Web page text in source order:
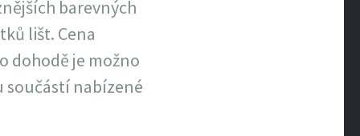
barevných
lišt. Cena
dohodě je možno
součástí nabízené